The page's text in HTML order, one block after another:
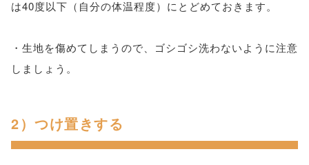
は40度以下（自分の体温程度）にとどめておきます。
・生地を傷めてしまうので、ゴシゴシ洗わないように注意
しましょう。
2）つけ置きする